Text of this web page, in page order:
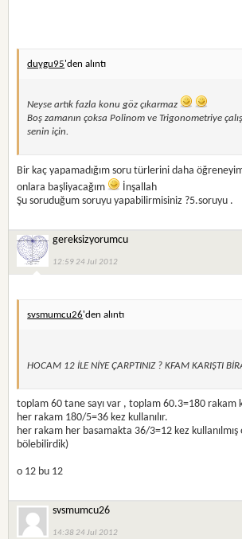
duygu95'den alıntı
Neyse artık fazla konu göz çıkarmaz
Boş zamanın çoksa Polinom ve Trigonometriye
senin için.
Bir kaç yapamadığım soru türlerini daha
onlara başliyacağım
İnşallah
Şu soruduğum soruyu yapabilirmisiniz ?5.soruyu .
gereksizyorumcu
12:59 24 Jul 2012
svsmumcu26'den alıntı
HOCAM 12 İLE NİYE ÇARPTINIZ ? KFAM KARIŞTI
toplam 60 tane sayı var , toplam 60.3=180 rakam
her rakam 180/5=36 kez kullanılır.
her rakam her basamakta 36/3=12 kez kullanılmış
bölebilirdik)
o 12 bu 12
svsmumcu26
14:38 24 Jul 2012